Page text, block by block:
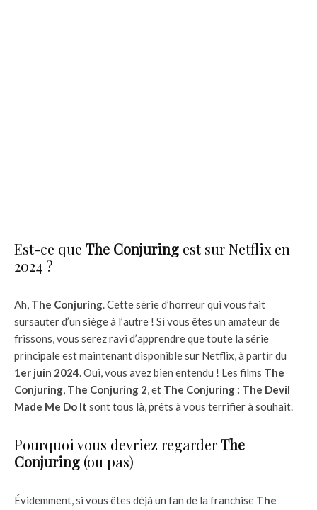
Est-ce que The Conjuring est sur Netflix en
2024 ?
Ah, The Conjuring. Cette série d’horreur qui vous fait
sursauter d’un siège à l’autre ! Si vous êtes un amateur de
frissons, vous serez ravi d’apprendre que toute la série
principale est maintenant disponible sur Netflix, à partir du
1er juin 2024. Oui, vous avez bien entendu ! Les films The
Conjuring, The Conjuring 2, et The Conjuring : The Devil
Made Me Do It sont tous là, prêts à vous terrifier à souhait.
Pourquoi vous devriez regarderThe
Conjuring (ou pas)
Évidemment, si vous êtes déjà un fan de la franchise The